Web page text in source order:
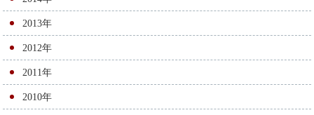
2013年
2012年
2011年
2010年